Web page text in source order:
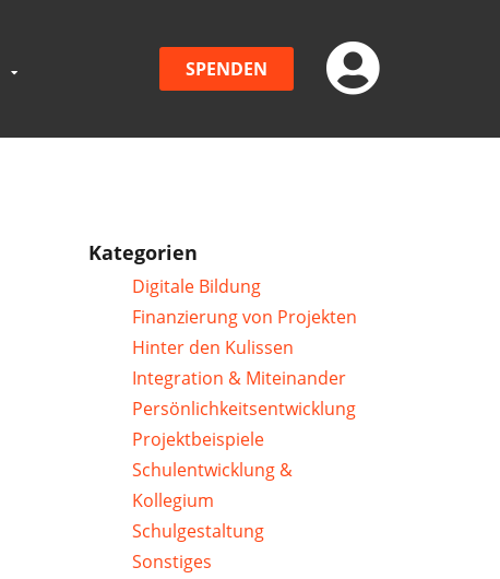
SPENDEN
Kategorien
Digitale Bildung
Finanzierung von Projekten
Hinter den Kulissen
Integration & Miteinander
Persönlichkeitsentwicklung
Projektbeispiele
Schulentwicklung &
Kollegium
Schulgestaltung
Sonstiges